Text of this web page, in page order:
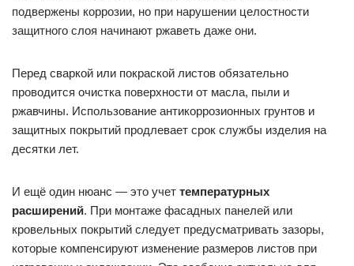
подвержены коррозии, но при нарушении целостности
защитного слоя начинают ржаветь даже они.
Перед сваркой или покраской листов обязательно
проводится очистка поверхности от масла, пыли и
ржавчины. Использование антикоррозионных грунтов и
защитных покрытий продлевает срок службы изделия на
десятки лет.
И ещё один нюанс — это учет температурных
расширений. При монтаже фасадных панелей или
кровельных покрытий следует предусматривать зазоры,
которые компенсируют изменение размеров листов при